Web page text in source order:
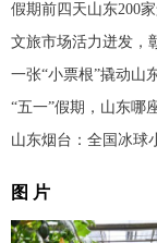
假期前四天山东200
文旅市场活力迸发，
一张“小票根”撬动山
“五一”假期，山东哪
山东烟台：全国冰球
图 片